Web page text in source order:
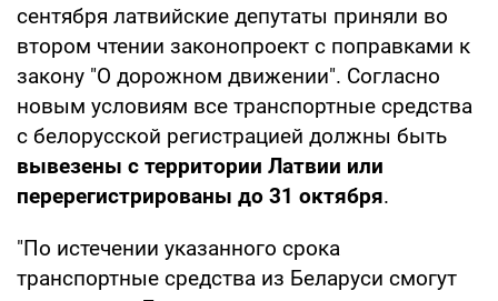
сентября латвийские депутаты приняли во
втором чтении законопроект с поправками к
закону "О дорожном движении". Согласно
новым условиям все транспортные средства
с белорусской регистрацией должны быть
вывезены с территории Латвии или
перерегистрированы до 31 октября.
"По истечении указанного срока
транспортные средства из Беларуси смогут